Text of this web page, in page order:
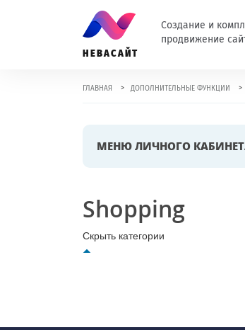
Создание и
продвижение
НЕВАСАЙТ
ГЛАВНАЯ > ДОПОЛНИТЕЛЬНЫЕ ФУНКЦИИ >
МЕНЮ ЛИЧНОГО
Shopping
Скрыть категории